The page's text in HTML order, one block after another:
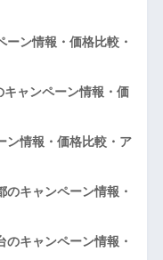
ン情報・価格比較・
ャンペーン情報・価
情報・価格比較・ア
キャンペーン情報・
キャンペーン情報・